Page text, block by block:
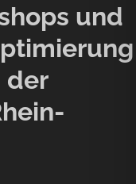
und
der